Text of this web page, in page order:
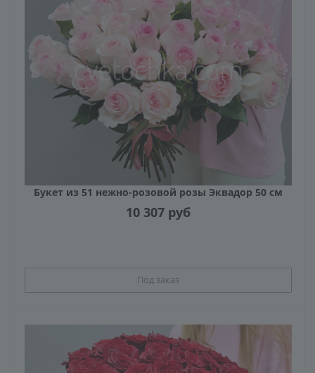
Букет из 51 нежно-розовой розы Эквадор 50 см
10 307 руб
Под заказ